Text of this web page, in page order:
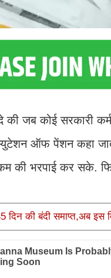
जब कोई सरकारी
ऑफ पेंशन कहा
की भरपाई कर सके.
दिन की बंदी समाप्त,अब इस